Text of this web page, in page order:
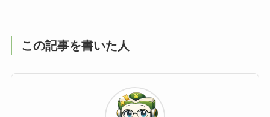
この記事を書いた人